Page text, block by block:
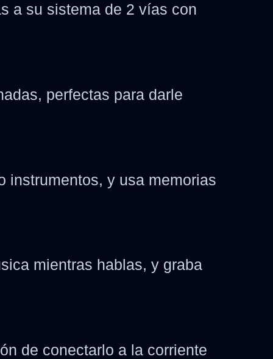
a su sistema de 2 vías con
perfectas para darle
instrumentos, y usa memorias
mientras hablas, y graba
de conectarlo a la corriente